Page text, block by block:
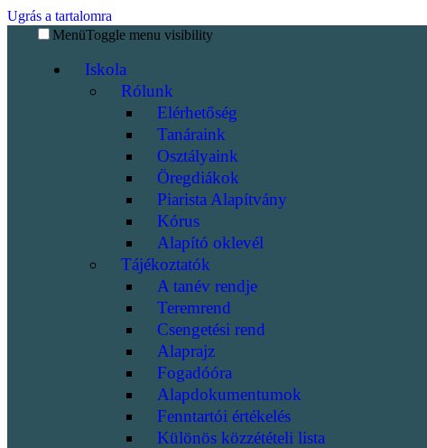
Ugrás a tartalomra
MenüToggle menu visibility
Iskola
Rólunk
Elérhetőség
Tanáraink
Osztályaink
Öregdiákok
Piarista Alapítvány
Kórus
Alapító oklevél
Tájékoztatók
A tanév rendje
Teremrend
Csengetési rend
Alaprajz
Fogadóóra
Alapdokumentumok
Fenntartói értékelés
Különös közzétételi lista